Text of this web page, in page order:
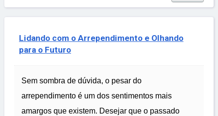
Lidando com o Arrependimento e Olhando
para o Futuro
Sem sombra de dúvida, o pesar do
arrependimento é um dos sentimentos mais
amargos que existem. Desejar que o passado